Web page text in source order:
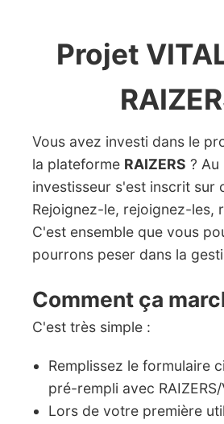
Projet
Vous avez investi dans le
la plateforme RAIZERS ?
investisseur s'est inscrit sur
Rejoignez-le, rejoignez-les,
C'est ensemble que vous
pourrons peser dans la
Comment ça
C'est très simple :
Remplissez le formulaire
pré-rempli avec RAIZERS/
Lors de votre première